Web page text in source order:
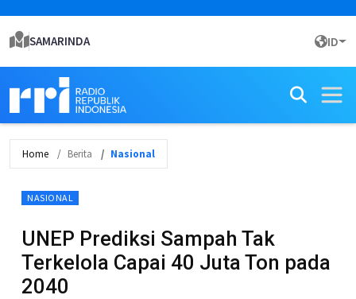
SAMARINDA ID
Home Berita Nasional
NASIONAL
UNEP Prediksi Sampah Tak
Terkelola Capai 40 Juta Ton pada
2040